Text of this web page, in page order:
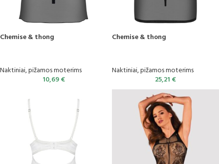
Chemise & thong
Naktiniai, pižamos moterims
10,69€
Chemise & thong
Naktiniai, pižamos moterims
25,21 €